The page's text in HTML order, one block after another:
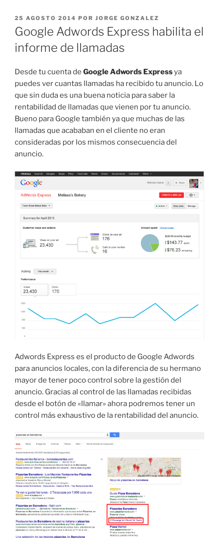
PUBLICADO
EL
25 AGOSTO 2014 POR JORGE GONZALEZ
Google Adwords Express habilita el
informe de llamadas
Desde tu cuenta de Google Adwords Expressya
puedes ver cuantas llamadas ha recibido tu anuncio. Lo
que sin duda es una buena noticia para saber la
rentabilidad de llamadas que vienen por tu anuncio.
Bueno para Google también ya que muchas de las
llamadas que acababan en el cliente no eran
consideradas por los mismos consecuencia del
anuncio.
Adwords Express es el producto de Google Adwords
para anuncios locales, con la diferencia de su hermano
mayor de tener poco control sobre la gestión del
anuncio. Gracias al control de las llamadas recibidas
desde el botón de «llamar» ahora podremos tener un
control más exhaustivo de la rentabilidad del anuncio.